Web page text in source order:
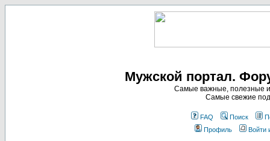
Мужской портал.
Самые важные, полезные и
Самые свежие
FAQ Поиск
Профиль
Войти